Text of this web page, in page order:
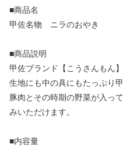
■商品名
甲佐名物 ニラのおやき
■商品説明
甲佐ブランド【こうさんもん
生地にも中の具にもたっぷり
豚肉とその時期の野菜が入っ
みいただけます。
■内容量